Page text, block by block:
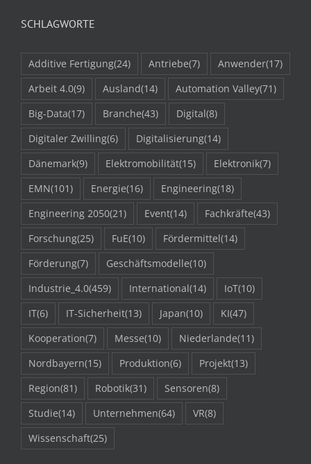
SCHLAGWORTE
Additive Fertigung(24) Antriebe(7) Anwender(17)
Arbeit 4.0(9) Ausland(14) Automation Valley(71)
Big-Data(17) Branche(43) Digital(8)
Digitaler Zwilling(6) Digitalisierung(14)
Dänemark(9) Elektromobilität(15) Elektronik(7)
EMN(101) Energie(16) Engineering(18)
Engineering 2050(21) Event(14) Fachkräfte(43)
Forschung(25) FuE(10) Fördermittel(14)
Förderung(7) Geschäftsmodelle(10)
Industrie_4.0(459) International(14) IoT(10)
IT(6) IT-Sicherheit(13) Japan(10) KI(47)
Kooperation(7) Messe(10) Niederlande(11)
Nordbayern(15) Produktion(6) Projekt(13)
Region(81) Robotik(31) Sensoren(8)
Studie(14) Unternehmen(64) VR(8)
Wissenschaft(25)